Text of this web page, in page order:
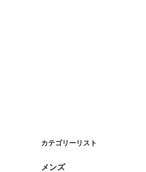
カテゴリーリスト
メンズ